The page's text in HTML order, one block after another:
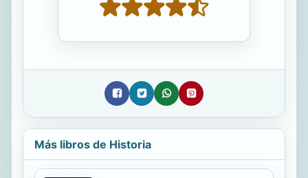
Más libros de Historia